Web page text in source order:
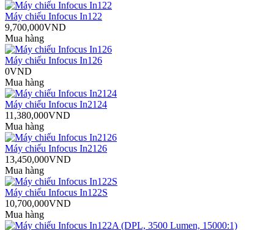
Máy chiếu Infocus In122
9,700,000VND
Mua hàng
Máy chiếu Infocus In126
0VND
Mua hàng
Máy chiếu Infocus In2124
11,380,000VND
Mua hàng
Máy chiếu Infocus In2126
13,450,000VND
Mua hàng
Máy chiếu Infocus In122S
10,700,000VND
Mua hàng